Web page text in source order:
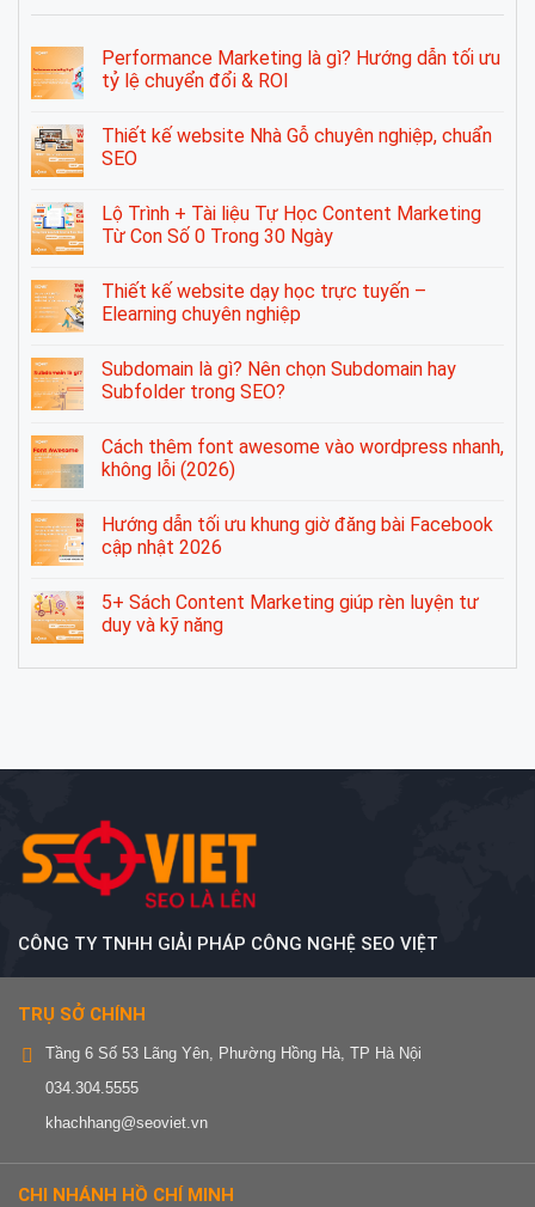
Performance Marketing là gì? Hướng dẫn tối ưu
tỷ lệ chuyển đổi & ROI
Thiết kế website Nhà Gỗ chuyên nghiệp, chuẩn
SEO
Lộ Trình + Tài liệu Tự Học Content Marketing
Từ Con Số 0 Trong 30 Ngày
Thiết kế website dạy học trực tuyến –
Elearning chuyên nghiệp
Subdomain là gì? Nên chọn Subdomain hay
Subfolder trong SEO?
Cách thêm font awesome vào wordpress nhanh,
không lỗi (2026)
Hướng dẫn tối ưu khung giờ đăng bài Facebook
cập nhật 2026
5+ Sách Content Marketing giúp rèn luyện tư
duy và kỹ năng
CÔNG TY TNHH GIẢI PHÁP CÔNG NGHỆ SEO VIỆT
TRỤ SỞ CHÍNH
Tầng 6 Số 53 Lãng Yên, Phường Hồng Hà, TP Hà Nội
034.304.5555
khachhang@seoviet.vn
CHI NHÁNH HỒ CHÍ MINH